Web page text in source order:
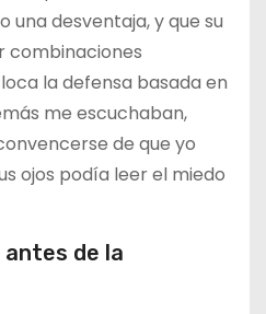
una desventaja, y que su
combinaciones
la defensa basada en
me escuchaban,
de que yo
ojos podía leer el miedo
antes de la